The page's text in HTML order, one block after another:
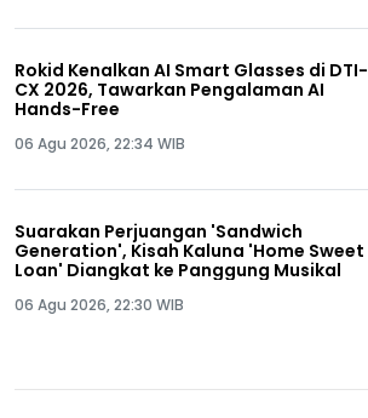
Rokid Kenalkan AI Smart Glasses di DTI-
CX 2026, Tawarkan Pengalaman AI
Hands-Free
06 Agu 2026, 22:34 WIB
Suarakan Perjuangan 'Sandwich
Generation', Kisah Kaluna 'Home Sweet
Loan' Diangkat ke Panggung Musikal
06 Agu 2026, 22:30 WIB